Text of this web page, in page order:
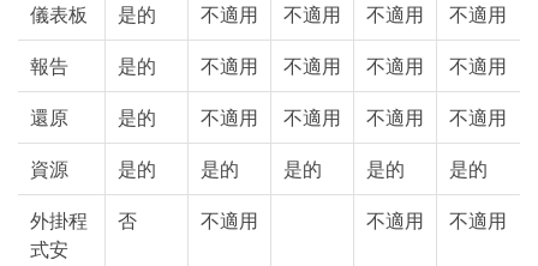
儀表板 是的 不適用 不適用 不適用 不適用
報告 是的 不適用 不適用 不適用 不適用
還原 是的 不適用 不適用 不適用 不適用
資源 是的 是的 是的 是的 是的
外掛程
式安
否 不適用 不適用 不適用